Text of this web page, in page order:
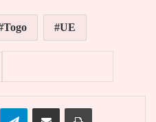
Togo UE
TelegramPartager par email Imprimer